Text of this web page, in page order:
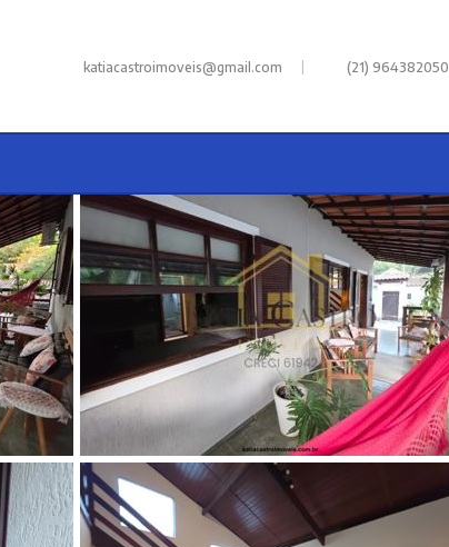
katiacastroimoveis@gmail.com | (21) 964382050